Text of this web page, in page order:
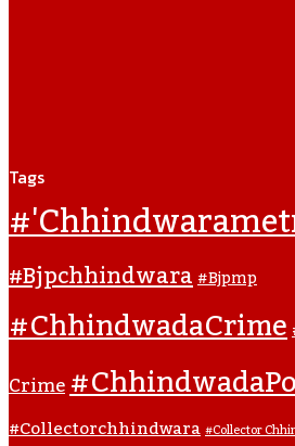
Tags
#bjpchhindwara#bjpmp
#ChhindwadaCrime
Crime
#collectorchhindwara#collector